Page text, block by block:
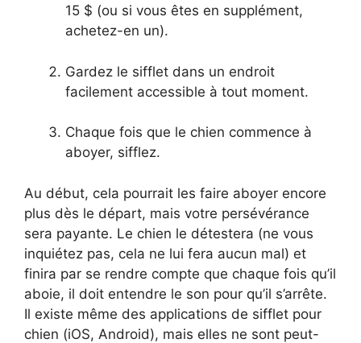
15 $ (ou si vous êtes en supplément,
achetez-en un).
Gardez le sifflet dans un endroit
facilement accessible à tout moment.
Chaque fois que le chien commence à
aboyer, sifflez.
Au début, cela pourrait les faire aboyer encore
plus dès le départ, mais votre persévérance
sera payante. Le chien le détestera (ne vous
inquiétez pas, cela ne lui fera aucun mal) et
finira par se rendre compte que chaque fois qu’il
aboie, il doit entendre le son pour qu’il s’arrête.
Il existe même des applications de sifflet pour
chien (iOS, Android), mais elles ne sont peut-